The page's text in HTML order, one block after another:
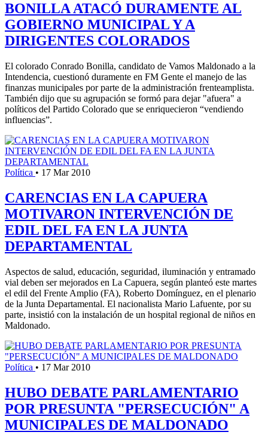
BONILLA ATACÓ DURAMENTE AL
GOBIERNO MUNICIPAL Y A
DIRIGENTES COLORADOS
El colorado Conrado Bonilla, candidato de Vamos Maldonado a la
Intendencia, cuestionó duramente en FM Gente el manejo de las
finanzas municipales por parte de la administración frenteamplista.
También dijo que su agrupación se formó para dejar "afuera" a
políticos del Partido Colorado que se enriquecieron “vendiendo
influencias”.
Política • 17 Mar 2010
CARENCIAS EN LA CAPUERA
MOTIVARON INTERVENCIÓN DE
EDIL DEL FA EN LA JUNTA
DEPARTAMENTAL
Aspectos de salud, educación, seguridad, iluminación y entramado
vial deben ser mejorados en La Capuera, según planteó este martes
el edil del Frente Amplio (FA), Roberto Domínguez, en el plenario
de la Junta Departamental. El nacionalista Mario Lafuente, por su
parte, insistió con la instalación de un hospital regional de niños en
Maldonado.
Política • 17 Mar 2010
HUBO DEBATE PARLAMENTARIO
POR PRESUNTA "PERSECUCIÓN" A
MUNICIPALES DE MALDONADO